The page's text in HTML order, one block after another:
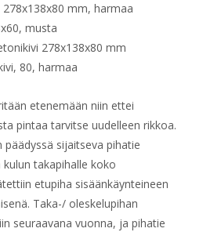
mm, harmaa
musta
278x138x80 mm
80, harmaa
etenemään niin ettei
pintaa tarvitse uudelleen rikkoa.
päädyssä sijaitseva pihatie
takapihalle koko
etupiha sisäänkäynteineen
Taka-/ oleskelupihan
seuraavana vuonna, ja pihatie